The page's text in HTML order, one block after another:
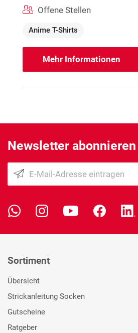
Offene Stellen
Anime T-Shirts
Mehr Informationen
Newsletter abonnieren
Sortiment
Übersicht
Strickanleitung Socken
Gutscheine
Ratgeber